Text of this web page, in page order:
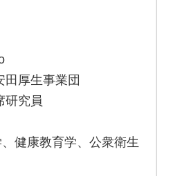
田厚生事業団
研究員
健康教育学、公衆衛生